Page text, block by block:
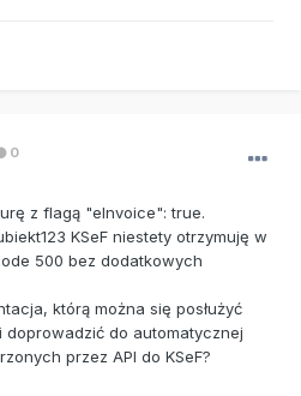
0
z flagą "eInvoice": true.
KSeF niestety otrzymuję w
500 bez dodatkowych
którą można się posłużyć
doprowadzić do automatycznej
przez API do KSeF?